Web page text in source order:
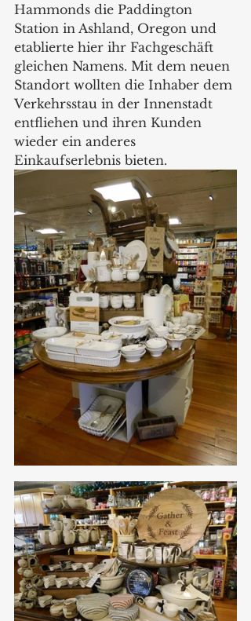
Hammonds die Paddington
Station in Ashland, Oregon und
etablierte hier ihr Fachgeschäft
gleichen Namens. Mit dem neuen
Standort wollten die Inhaber dem
Verkehrsstau in der Innenstadt
entfliehen und ihren Kunden
wieder ein anderes
Einkaufserlebnis bieten.